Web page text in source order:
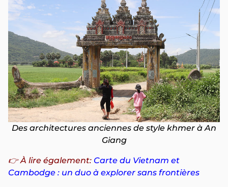
Des architectures anciennes de style khmer à An
Giang
👉À lire également: Carte du Vietnam et
Cambodge : un duo à explorer sans frontières